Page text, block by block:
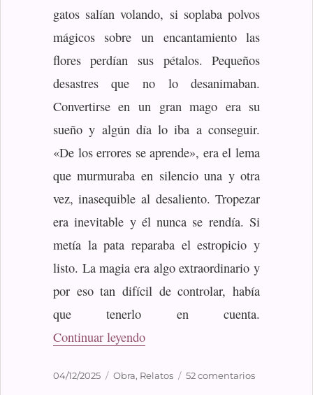
gatos salían volando, si soplaba polvos
mágicos sobre un encantamiento las
flores perdían sus pétalos. Pequeños
desastres que no lo desanimaban.
Convertirse en un gran mago era su
sueño y algún día lo iba a conseguir.
«De los errores se aprende», era el lema
que murmuraba en silencio una y otra
vez, inasequible al desaliento. Tropezar
era inevitable y él nunca se rendía. Si
metía la pata reparaba el estropicio y
listo. La magia era algo extraordinario y
por eso tan difícil de controlar, había
que tenerlo en cuenta.
Continuar leyendo«El corazón de la magia»
Publicado
04/12/2025 Categorías
Obra, Relatos 52 comentariosen